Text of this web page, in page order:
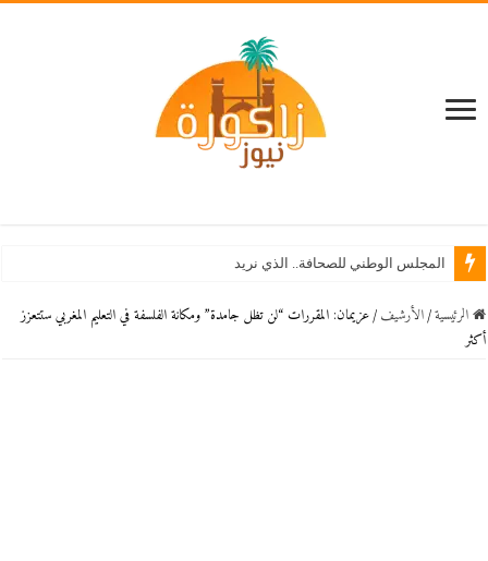
استنفار بزاكورة
الرئيسية / اﻷرشيف / عزيمان: المقررات “لن تظل جامدة” ومكانة الفلسفة في التعليم المغربي ستتعزز
أكثر